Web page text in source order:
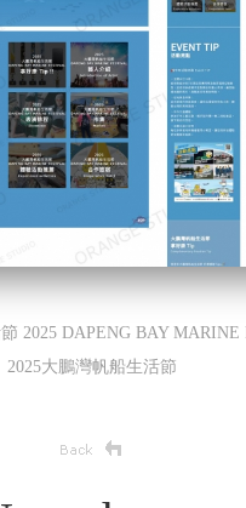
2025 DAPENG BAY MARINE
2025大鵬灣帆船生活節